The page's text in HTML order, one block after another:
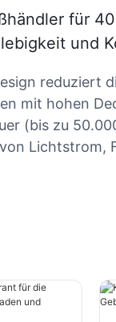
für
und
reduziert
mit hohen
(bis zu